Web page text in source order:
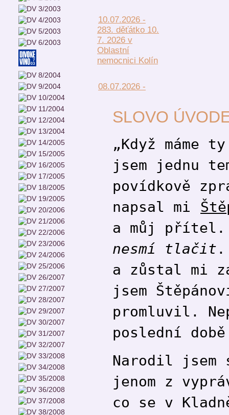
10.07.2026 -
283. děťátko 10.
7. 2026 v
Oblastní
nemocnici Kolín
08.07.2026 -
SLOVO
„Když máme
jsem jednu
povídkově
napsal mi
a můj
nesmí tlačit .
a zůstal mi
jsem
promluvil.
poslední
Narodil jsem
jenom z
co se v